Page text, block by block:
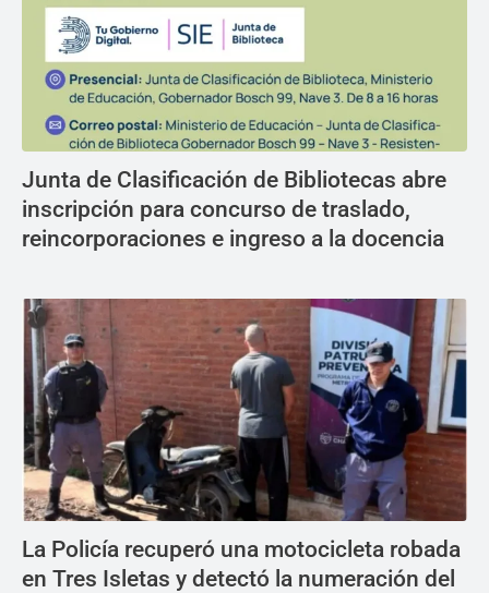
Junta de Clasificación de Bibliotecas abre
inscripción para concurso de traslado,
reincorporaciones e ingreso a la docencia
La Policía recuperó una motocicleta robada
en Tres Isletas y detectó la numeración del